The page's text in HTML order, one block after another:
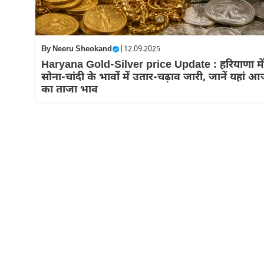
ByNeeru Sheokand | 12.09.2025
Haryana Gold-Silver price Update : हरियाणा में
सोना-चांदी के भावों में उतार-चढ़ाव जारी, जानें यहां
का ताजा भाव